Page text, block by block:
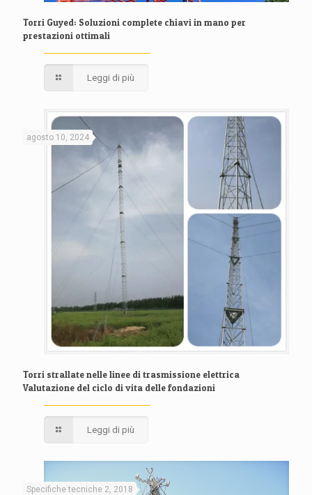
Torri Guyed: Soluzioni complete chiavi in ​​mano per
prestazioni ottimali
Leggi di più
agosto 10, 2024
Torri strallate nelle linee di trasmissione elettrica
Valutazione del ciclo di vita delle fondazioni
Leggi di più
Specifiche tecniche 2, 2018